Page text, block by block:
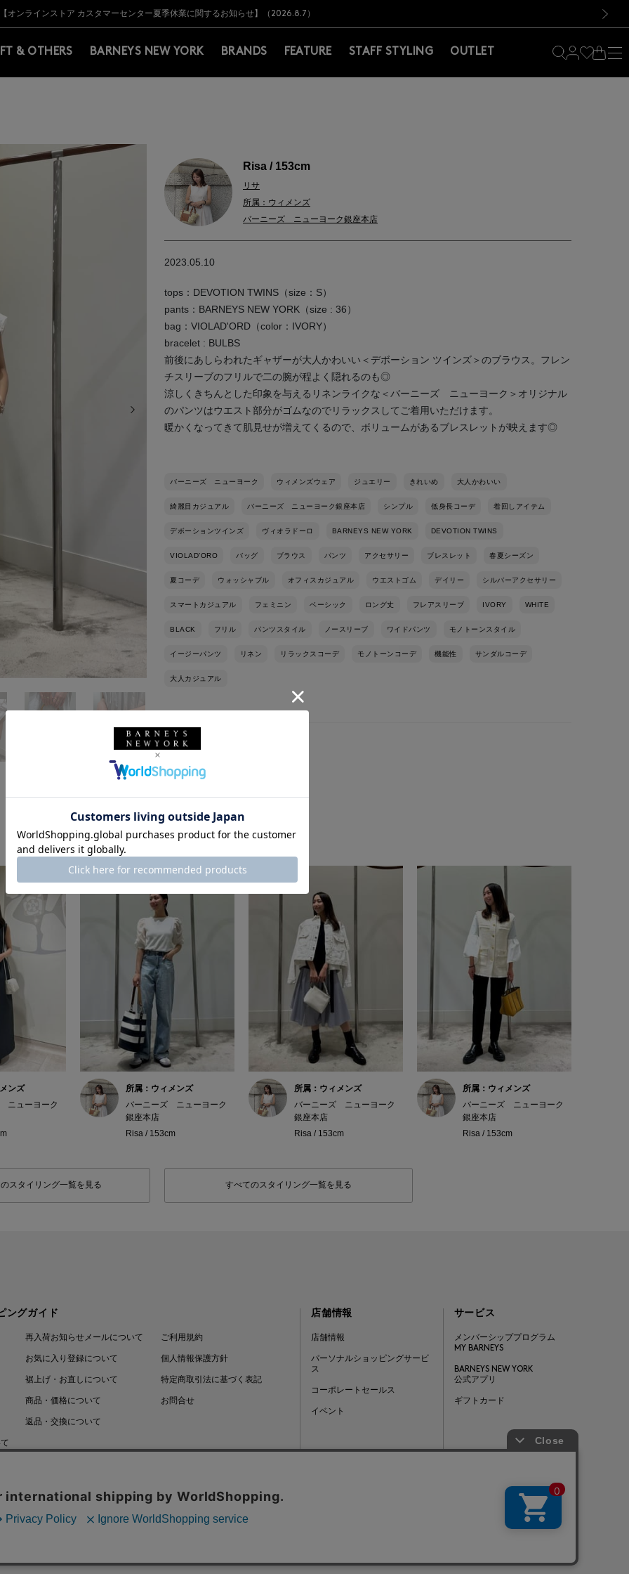
BARNEYS＞会員のお客様は11,000円（税込）以上のお買上げで常時送料無料！お買い物の際は会員登録を！
【夏季休業に伴う出荷一時停止のお知らせ】(2026.8.7)
【オンラインストア カスタマーセンター夏季休業に関するお知らせ】（2026.8.7）
【夏季休業に伴う返品・交換承り一時停止のお知らせ】（2026.8.5）
熊本県を中心とした地震の影響によるお荷物のお届けについて
【開催中】SUMMER SALEのご案内・ご注意事項
BARNEYS＞会員のお客様は11,000円（税込）以上のお買上げで常時送料無料！お買い物の際は会員登録を！
【夏季休業に伴う出荷一時停止のお知らせ】(2026.8.7)
& OTHERS BARNEYS NEW YORK BRANDS FEATURE STAFF STYLING OUTLET
次の画像
Risa / 153cm
リサ
所属：ウィメンズ
バーニーズ ニューヨーク銀座本店
2023.05.10
tops：DEVOTION TWINS（size：S）
pants：BARNEYS NEW YORK（size : 36）
bag：VIOLAD'ORD（color：IVORY）
bracelet : BULBS
前後にあしらわれたギャザーが大人かわいい＜デボーション ツインズ＞のブラウス。フレン
チスリーブのフリルで二の腕が程よく隠れるのも◎
涼しくきちんとした印象を与えるリネンライクな＜バーニーズ ニューヨーク＞オリジナル
のパンツはウエスト部分がゴムなのでリラックスしてご着用いただけます。
暖かくなってきて肌見せが増えてくるので、ボリュームがあるブレスレットが映えます◎
バーニーズ ニューヨーク ウィメンズウェア ジュエリー きれいめ 大人かわいい
綺麗目カジュアル バーニーズ ニューヨーク銀座本店 シンプル 低身長コーデ 着回しアイテム
デボーションツインズ ヴィオラドーロ BARNEYS NEW YORK DEVOTION TWINS
VIOLAD’ORO バッグ ブラウス パンツ アクセサリー ブレスレット 春夏シーズン
夏コーデ ウォッシャブル オフィスカジュアル ウエストゴム デイリー シルバーアクセサリー
スマートカジュアル フェミニン ベーシック ロング丈 フレアスリーブ IVORY WHITE
BLACK フリル パンツスタイル ノースリーブ ワイドパンツ モノトーンスタイル
イージーパンツ リネン リラックスコーデ モノトーンコーデ 機能性 サンダルコーデ
大人カジュアル
このスタッフの他のスタイリング
ンズ
ニューヨーク
所属：ウィメンズ
バーニーズ ニューヨーク
銀座本店
Risa / 153cm
所属：ウィメンズ
バーニーズ ニューヨーク
銀座本店
Risa / 153cm
所属：ウィメンズ
バーニーズ ニューヨーク
銀座本店
Risa / 153cm
スタイリング一覧を見る すべてのスタイリング一覧を見る
ングガイド
再入荷お知らせメールについて
お気に入り登録について
裾上げ・お直しについて
商品・価格について
返品・交換について
ご利用規約
個人情報保護方針
特定商取引法に基づく表記
お問合せ
店舗情報
店舗情報
パーソナルショッピングサービ
ス
コーポレートセールス
イベント
サービス
メンバーシッププログラム
MY BARNEYS
BARNEYS NEW YORK
公式アプリ
ギフトカード